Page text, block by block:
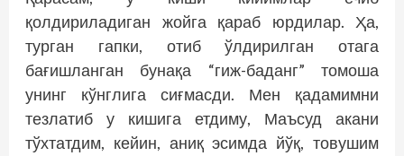
қолдириладиган жойга қараб юрдилар. Ҳа,
турган гапки, отиб ўлдирилган отага
бағишланган бунақа “гиж-баданг” томоша
унинг кўнглига сиғмасди. Мен қадамимни
тезлатиб у кишига етдиму, Маъсуд акани
тўхтатдим, кейин, аниқ эсимда йўқ, товушим